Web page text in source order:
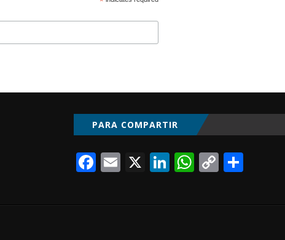
PARA COMPARTIR
Facebook
Email
X LinkedIn
WhatsApp
Copy